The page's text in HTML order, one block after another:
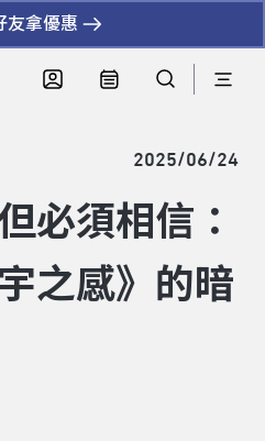
友拿優惠
2025/06/24
必須相信：
之感》的暗